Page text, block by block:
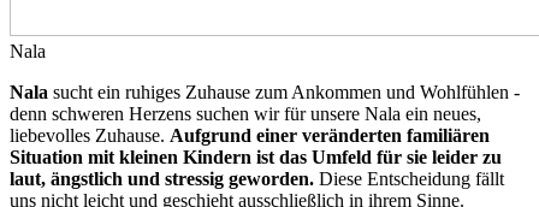
Nala
Nala sucht ein ruhiges Zuhause zum Ankommen und Wohlfühlen -
denn schweren Herzens suchen wir für unsere Nala ein neues,
liebevolles Zuhause. Aufgrund einer veränderten familiären
Situation mit kleinen Kindern ist das Umfeld für sie leider zu
laut, ängstlich und stressig geworden. Diese Entscheidung fällt
uns nicht leicht und geschieht ausschließlich in ihrem Sinne.